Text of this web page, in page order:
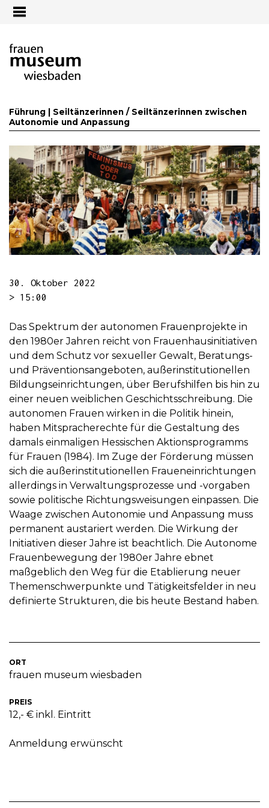
Führung | Seiltänzerinnen / Seiltänzerinnen zwischen
Autonomie und Anpassung
30. Oktober 2022
> 15:00
Das Spektrum der autonomen Frauenprojekte in
den 1980er Jahren reicht von Frauenhausinitiativen
und dem Schutz vor sexueller Gewalt, Beratungs-
und Präventionsangeboten, außerinstitutionellen
Bildungseinrichtungen, über Berufshilfen bis hin zu
einer neuen weiblichen Geschichtsschreibung. Die
autonomen Frauen wirken in die Politik hinein,
haben Mitspracherechte für die Gestaltung des
damals einmaligen Hessischen Aktionsprogramms
für Frauen (1984). Im Zuge der Förderung müssen
sich die außerinstitutionellen Fraueneinrichtungen
allerdings in Verwaltungsprozesse und -vorgaben
sowie politische Richtungsweisungen einpassen. Die
Waage zwischen Autonomie und Anpassung muss
permanent austariert werden. Die Wirkung der
Initiativen dieser Jahre ist beachtlich. Die Autonome
Frauenbewegung der 1980er Jahre ebnet
maßgeblich den Weg für die Etablierung neuer
Themenschwerpunkte und Tätigkeitsfelder in neu
definierte Strukturen, die bis heute Bestand haben.
ORT
frauen museum wiesbaden
PREIS
12,- € inkl. Eintritt
Anmeldung erwünscht